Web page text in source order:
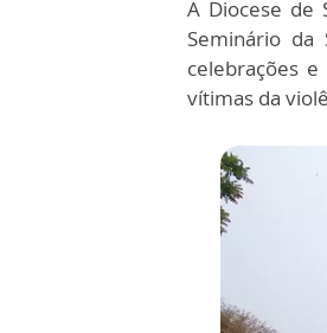
A Diocese de
Seminário da
celebrações
vítimas da